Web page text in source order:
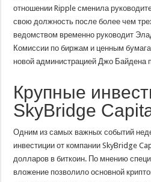
отношении Ripple сменила
свою должность после более чем
ведомством временно руководит
Комиссии по биржам и ценным
новой администрацией Джо Байдена
Крупные
SkyBridge
Одним из самых важных событий
инвестиции от компании SkyBridge
долларов в биткоин. По мнению
вложение позволило основной